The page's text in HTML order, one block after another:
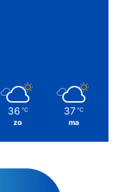
36 ℃
zo
37 ℃
ma